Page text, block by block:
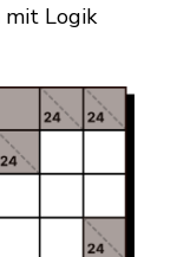
mit Logik